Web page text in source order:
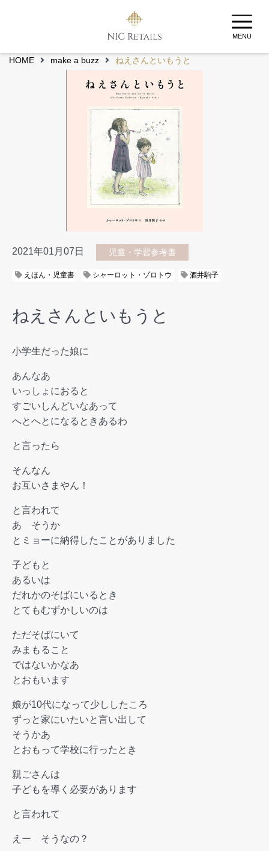
MENU
HOME make a buzz ねえさんといもうと
2021年01月07日 児童・学習参考書
えほん・児童書 シャーロット・ゾロトウ 酒井駒子
ねえさんといもうと
小学生だった娘に
あんなあ
いっしょにおると
すごいしんどいなあって
へとへとになるときあるわ
と言ったら
そんなん
お互いさまやん！
と言われて
あ そうか
とミョーに納得したことがありました
子どもと
あるいは
だれかのそばにいるとき
とてもむずかしいのは
ただそばにいて
みまもること
ではないかなあ
とおもいます
娘が10代になって少ししたころ
ずっと家にいたいと言い出して
そうかあ
とおもって学校に行ったとき
親ごさんは
子どもを導く必要があります
と言われて
えー そうなの？